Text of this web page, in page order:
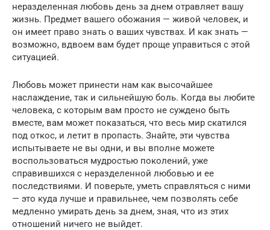
неразделенная любовь день за днем отравляет вашу
жизнь. Предмет вашего обожания — живой человек, и
он имеет право знать о ваших чувствах. И как знать —
возможно, вдвоем вам будет проще управиться с этой
ситуацией.
Любовь может принести нам как высочайшее
наслаждение, так и сильнейшую боль. Когда вы любите
человека, с которым вам просто не суждено быть
вместе, вам может показаться, что весь мир скатился
под откос, и летит в пропасть. Знайте, эти чувства
испытываете не вы одни, и вы вполне можете
воспользоваться мудростью поколений, уже
справившихся с неразделенной любовью и ее
последствиями. И поверьте, уметь справляться с ними
— это куда лучше и правильнее, чем позволять себе
медленно умирать день за днем, зная, что из этих
отношений ничего не выйдет.